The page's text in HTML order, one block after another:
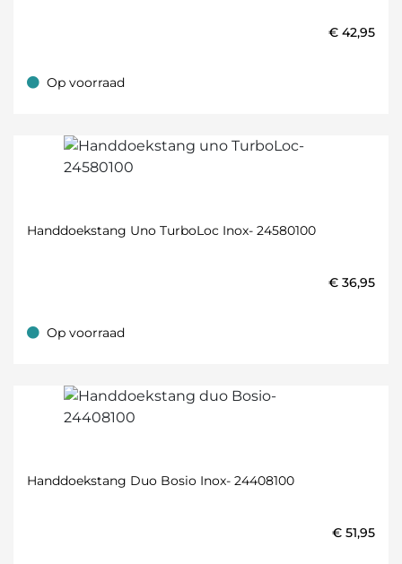
€ 42,95
Op voorraad
Op voorraad
Handdoekstang Uno TurboLoc Inox- 24580100
€ 36,95
Op voorraad
Op voorraad
Handdoekstang Duo Bosio Inox- 24408100
€ 51,95